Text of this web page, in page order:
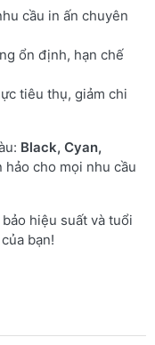
cầu in ấn chuyên
ổn định, hạn chế
tiêu thụ, giảm chi
Black, Cyan,
hảo cho mọi nhu cầu
hiệu suất và tuổi
bạn!